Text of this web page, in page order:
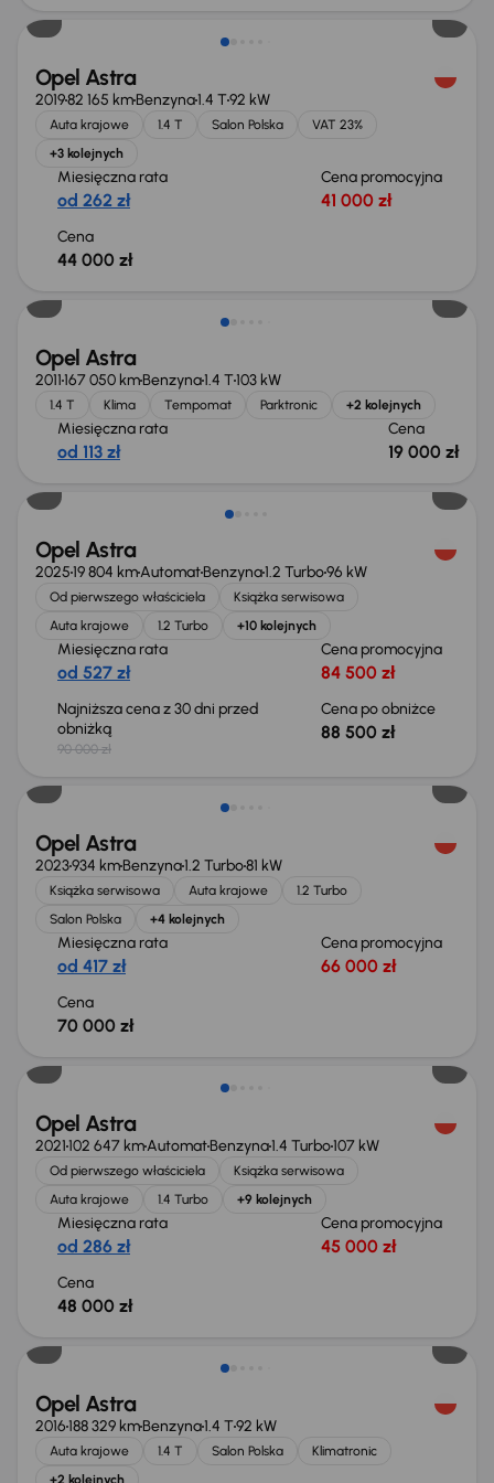
Opel Astra
201982 165 kmBenzyna1.4 T92 kW
Auta krajowe 1.4 T Salon Polska
VAT 23%
+3 kolejnych
Miesięczna rata
od 262 zł
Cena promocyjna
41 000 zł
Cena
44 000 zł
Opel Astra
2011167 050 kmBenzyna1.4 T103 kW
1.4 T Klima Tempomat Parktronic +2 kolejnych
Miesięczna rata
od 113 zł
Cena
19 000 zł
Taniej o 1 500 zł
Opel Astra
202519 804 kmAutomatBenzyna1.2 Turbo96 kW
Od pierwszego właściciela
Książka serwisowa
Auta krajowe
1.2 Turbo +10 kolejnych
Miesięczna rata
od 527 zł
Cena promocyjna
84 500 zł
Najniższa cena z 30 dni przed
obniżką
90 000 zł
Cena po obniżce
88 500 zł
Opel Astra
2023934 kmBenzyna1.2 Turbo81 kW
Książka serwisowa Auta krajowe
1.2 Turbo
Salon Polska
+4 kolejnych
Miesięczna rata
od 417 zł
Cena promocyjna
66 000 zł
Cena
70 000 zł
Opel Astra
2021102 647 kmAutomatBenzyna1.4 Turbo107 kW
Od pierwszego właściciela
Książka serwisowa
Auta krajowe
1.4 Turbo +9 kolejnych
Miesięczna rata
od 286 zł
Cena promocyjna
45 000 zł
Cena
48 000 zł
Opel Astra
2016188 329 kmBenzyna1.4 T92 kW
Auta krajowe 1.4 T Salon Polska
Klimatronic
+2 kolejnych